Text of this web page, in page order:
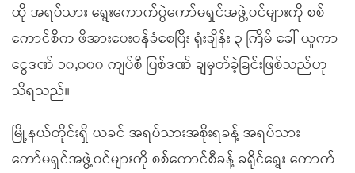
ထို အရပ်သား ရွေးကောက်ပွဲကော်မရှင်အဖွဲ့ဝင်များကို စစ်
ကောင်စီက ဖိအားပေးဝန်ခံစေပြီး ရုံးချိန်း ၃ ကြိမ် ခေါ် ယူကာ
ငွေဒဏ် ၁၀,၀၀၀ ကျပ်စီ ပြစ်ဒဏ် ချမှတ်ခဲ့ခြင်းဖြစ်သည်ဟု
သိရသည်။
မြို့နယ်တိုင်းရှိ ယခင် အရပ်သားအစိုးရခန့် အရပ်သား
ကော်မရှင်အဖွဲ့ဝင်များကို စစ်ကောင်စီခန့် ခရိုင်ရွေး ကောက်